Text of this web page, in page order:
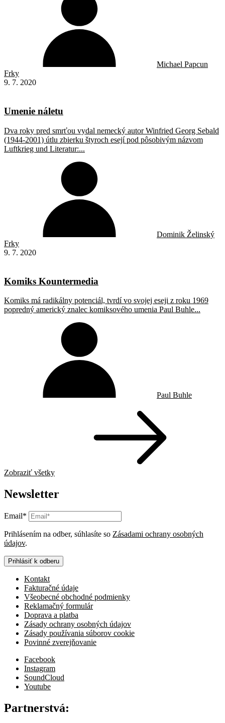
Michael Papcun
Frky
9. 7. 2020
Umenie náletu
Dva roky pred smrťou vydal nemecký autor Winfried Georg Sebald
(1944-2001) útlu zbierku štyroch esejí pod pôsobivým názvom
Luftkrieg und Literatur:...
Dominik Želinský
Frky
9. 7. 2020
Komiks Kountermedia
Komiks má radikálny potenciál, tvrdí vo svojej eseji z roku 1969
popredný americký znalec komiksového umenia Paul Buhle...
Paul Buhle
Zobraziť všetky
Newsletter
Email*
Prihlásením na odber, súhlasíte so Zásadami ochrany osobných
údajov.
Prihlásiť k odberu
Kontakt
Fakturačné údaje
Všeobecné obchodné podmienky
Reklamačný formulár
Doprava a platba
Zásady ochrany osobných údajov
Zásady používania súborov cookie
Povinné zverejňovanie
Facebook
Instagram
SoundCloud
Youtube
Partnerstvá: